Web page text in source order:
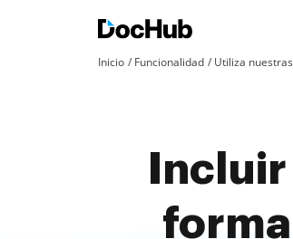
Inicio Funcionalidad Utiliza